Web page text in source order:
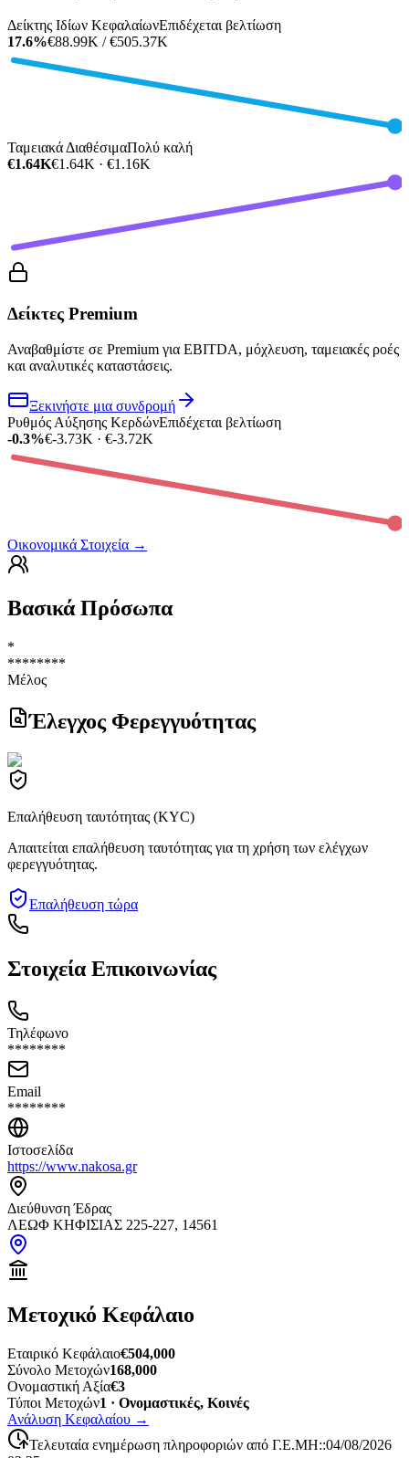
Δείκτης Ιδίων ΚεφαλαίωνΕπιδέχεται βελτίωση
17.6%€88.99K / €505.37K
Ταμειακά ΔιαθέσιμαΠολύ καλή
€1.64K€1.64K · €1.16K
Δείκτες Premium
Αναβαθμίστε σε Premium για EBITDA, μόχλευση, ταμειακές ροές
και αναλυτικές καταστάσεις.
Ξεκινήστε μια συνδρομή
Ρυθμός Αύξησης ΚερδώνΕπιδέχεται βελτίωση
-0.3%€-3.73K · €-3.72K
Οικονομικά Στοιχεία →
Βασικά Πρόσωπα
*
********
Μέλος
Έλεγχος Φερεγγυότητας
Επαλήθευση ταυτότητας (KYC)
Απαιτείται επαλήθευση ταυτότητας για τη χρήση των ελέγχων
φερεγγυότητας.
Επαλήθευση τώρα
Στοιχεία Επικοινωνίας
Τηλέφωνο
********
Email
********
Ιστοσελίδα
https://www.nakosa.gr
Διεύθυνση Έδρας
ΛΕΩΦ ΚΗΦΙΣΙΑΣ 225-227, 14561
Μετοχικό Κεφάλαιο
Εταιρικό Κεφάλαιο€504,000
Σύνολο Μετοχών168,000
Ονομαστική Αξία€3
Τύποι Μετοχών1 · Ονομαστικές, Κοινές
Ανάλυση Κεφαλαίου →
Τελευταία ενημέρωση πληροφοριών από Γ.Ε.ΜΗ::04/08/2026